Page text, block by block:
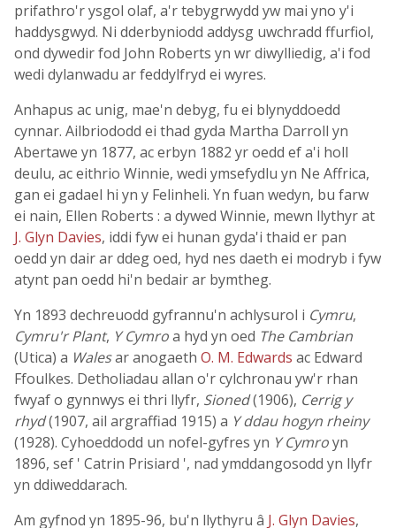
prifathro'r ysgol olaf, a'r tebygrwydd yw mai yno y'i
haddysgwyd. Ni dderbyniodd addysg uwchradd ffurfiol,
ond dywedir fod John Roberts yn wr diwylliedig, a'i fod
wedi dylanwadu ar feddylfryd ei wyres.
Anhapus ac unig, mae'n debyg, fu ei blynyddoedd
cynnar. Ailbriododd ei thad gyda Martha Darroll yn
Abertawe yn 1877, ac erbyn 1882 yr oedd ef a'i holl
deulu, ac eithrio Winnie, wedi ymsefydlu yn Ne Affrica,
gan ei gadael hi yn y Felinheli. Yn fuan wedyn, bu farw
ei nain, Ellen Roberts : a dywed Winnie, mewn llythyr at
J. Glyn Davies, iddi fyw ei hunan gyda'i thaid er pan
oedd yn dair ar ddeg oed, hyd nes daeth ei modryb i fyw
atynt pan oedd hi'n bedair ar bymtheg.
Yn 1893 dechreuodd gyfrannu'n achlysurol i Cymru,
Cymru'r Plant, Y Cymroa hyd yn oed The Cambrian
(Utica) a Walesar anogaeth O. M. Edwards ac Edward
Ffoulkes. Detholiadau allan o'r cylchronau yw'r rhan
fwyaf o gynnwys ei thri llyfr, Sioned(1906), Cerrig y
rhyd(1907, ail argraffiad 1915) a Y ddau hogyn rheiny
(1928). Cyhoeddodd un nofel-gyfres yn Y Cymroyn
1896, sef ' Catrin Prisiard ', nad ymddangosodd yn llyfr
yn ddiweddarach.
Am gyfnod yn 1895-96, bu'n llythyru â J. Glyn Davies,